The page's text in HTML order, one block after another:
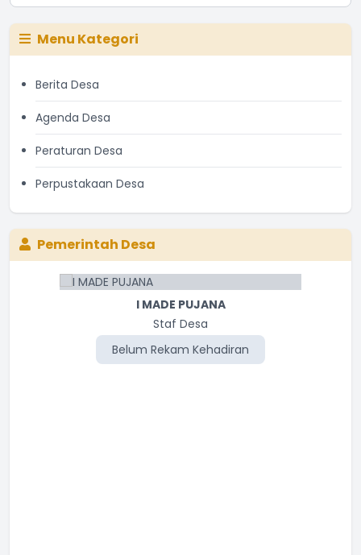
Menu Kategori
Berita Desa
Agenda Desa
Peraturan Desa
Perpustakaan Desa
Pemerintah Desa
I MADE PUJANA
Staf Desa
Belum Rekam Kehadiran